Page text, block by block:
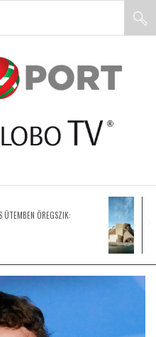
ÜTEMBEN ÖREGSZIK: